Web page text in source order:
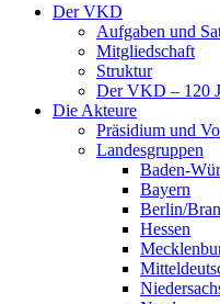
Der VKD
Aufgaben und
Mitgliedschaft
Struktur
Der VKD – 120
Die Akteure
Präsidium und
Landesgruppen
Baden-
Bayern
Berlin/
Hessen